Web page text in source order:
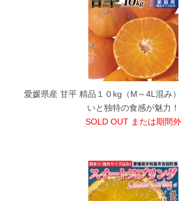
愛媛県産 甘平 精品１０kg（M～4L混み）
いと独特の食感が魅力！
SOLD OUT または期間外